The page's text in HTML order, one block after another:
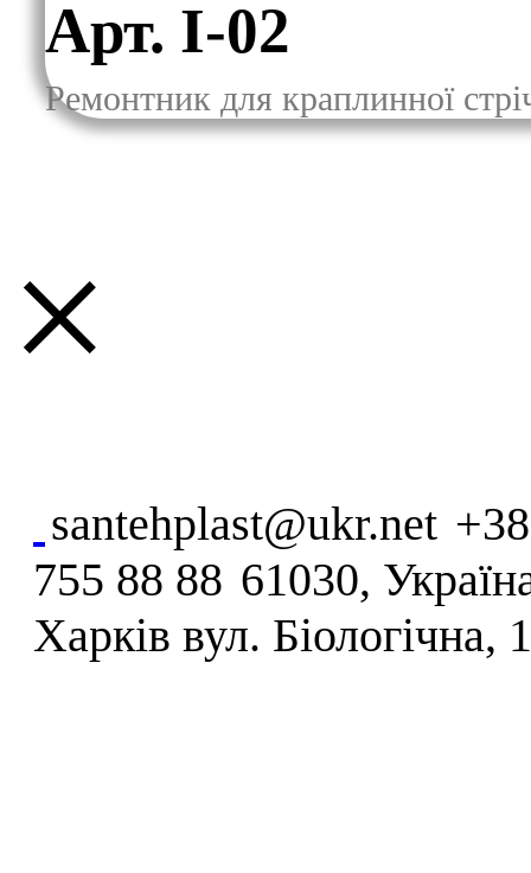
Арт. I-02
Ремонтник для краплинної
×
santehplast@ukr.net
755 88 88 61030,
Харків вул. Біологічна,